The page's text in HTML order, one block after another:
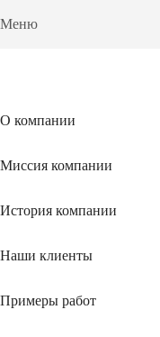
Меню
О компании
Миссия компании
История компании
Наши клиенты
Примеры работ